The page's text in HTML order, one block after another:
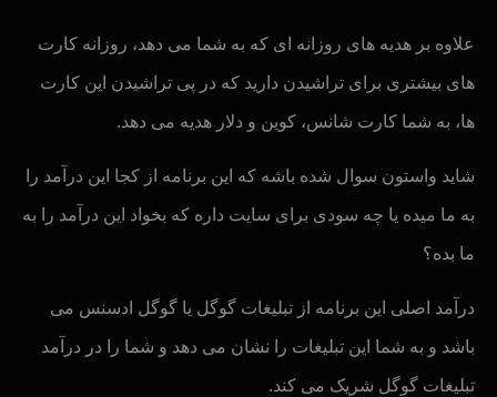
علاوه بر هدیه های روزانه ای که به شما می دهد، روزانه کارت
های بیشتری برای تراشیدن دارید که در پی تراشیدن این کارت
ها، به شما کارت شانس، کوین و دلار هدیه می دهد.
شاید واستون سوال شده باشه که این برنامه از کجا این درآمد را
به ما میده یا چه سودی برای سایت داره که بخواد این درآمد را به
ما بده؟
درآمد اصلی این برنامه از تبلیغات گوگل یا گوگل ادسنس می
باشد و به شما این تبلیغات را نشان می دهد و شما را در درآمد
تبلیغات گوگل شریک می کند.